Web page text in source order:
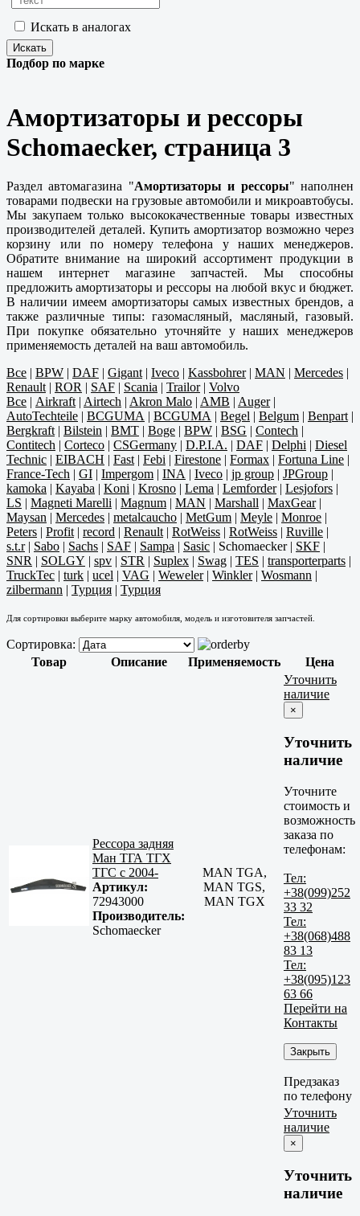
Искать в аналогах
Подбор по марке
Амортизаторы и рессоры
Schomaecker, страница 3
Раздел автомагазина "Амортизаторы и рессоры" наполнен
товарами подвески на грузовые автомобили и микроавтобусы.
Мы закупаем только высококачественные товары известных
производителей деталей. Купить амортизатор возможно через
корзину или по номеру телефона у наших менеджеров.
Обратите внимание на широкий ассортимент продукции в
нашем интернет магазине запчастей. Мы способны
предложить амортизаторы и рессоры на любой вкус и бюджет.
В наличии имеем амортизаторы самых известных брендов, а
также различные типы: газомасляный, масляный, газовый.
При покупке обязательно уточняйте у наших менеджеров
применяемость деталей на ваш автомобиль.
Все | BPW | DAF | Gigant | Iveco | Kassbohrer| MAN | Mercedes |
Renault | ROR | SAF | Scania | Trailor| Volvo
Все | Airkraft | Airtech | Akron Malo | AMB | Auger|
AutoTechteile | BCGUMA | BCGUMA | Begel | Belgum | Benpart |
Bergkraft | Bilstein | BMT | Boge | BPW | BSG | Contech |
Contitech | Corteco | CSGermany | D.P.I.A. | DAF | Delphi | Diesel
Technic | EIBACH | Fast | Febi | Firestone | Formax | Fortuna Line |
France-Tech | GI | Impergom | INA | Iveco | jp group | JPGroup |
kamoka | Kayaba | Koni | Krosno | Lema | Lemforder| Lesjofors |
LS | Magneti Marelli | Magnum | MAN | Marshall | MaxGear|
Maysan | Mercedes | metalcaucho | MetGum | Meyle | Monroe |
Peters | Profit | record | Renault | RotWeiss | RotWeiss | Ruville |
s.t.r| Sabo | Sachs | SAF | Sampa | Sasic | Schomaecker| SKF |
SNR | SOLGY | spv | STR | Suplex | Swag | TES | transporterparts |
TruckTec | turk | ucel | VAG | Weweler| Winkler| Wosmann |
zilbermann | Турция | Турция
Для сортировки выберите марку автомобиля, модель и изготовителя запчастей.
Сортировка:
Товар
Описание Применяемость Цена
Рессора задняя
Ман ТГА ТГХ
ТГС с 2004-
Артикул:
72943000
Производитель:
Schomaecker
MAN TGA,
MAN TGS,
MAN TGX
Уточнить
наличие
×
Уточнить
наличие
Уточните
стоимость и
возможность
заказа по
телефонам:
Тел:
+38(099)252
33 32
Тел:
+38(068)488
83 13
Тел:
+38(095)123
63 66
Перейти на
Контакты
Закрыть
Предзаказ
по телефону
Уточнить
наличие
×
Уточнить
наличие